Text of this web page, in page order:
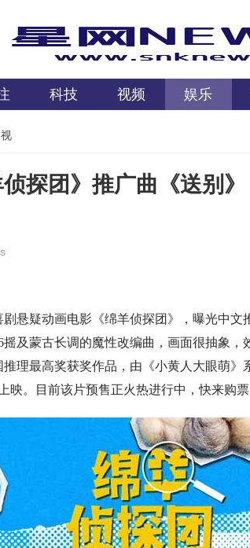
科技 视频 娱乐
探团》推广曲《送别
悬疑动画电影《绵羊侦探团》，曝光中
及蒙古长调的魔性改编曲，画面很抽象
理最高奖获奖作品，由《小黄人大眼萌》
映。目前该片预售正火热进行中，快来购